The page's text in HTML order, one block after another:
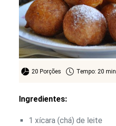
20 Porções Tempo: 20 min
Ingredientes:
1 xícara (chá) de leite